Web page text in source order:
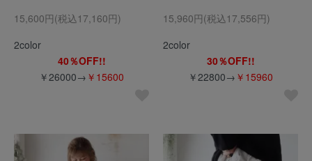
15,600円(税込17,160円)
2color
40％OFF!!
￥26000→ ￥15600
15,960円(税込17,556円)
2color
30％OFF!!
￥22800→ ￥15960